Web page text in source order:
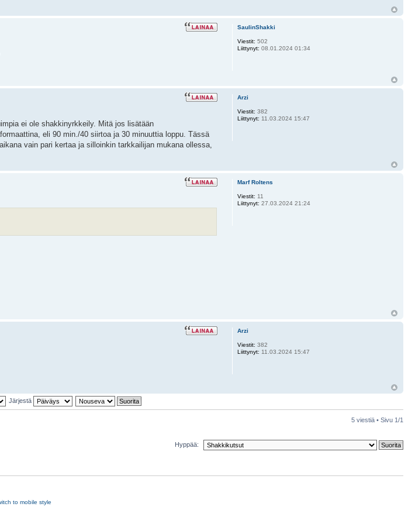
SaulinShakki
Viestit: 502
Liittynyt: 08.01.2024 01:34
ei ole shakkinyrkkeily. Mitä jos lisätään
eli 90 min./40 siirtoa ja 30 minuuttia loppu. Tässä
vain pari kertaa ja silloinkin tarkkailijan mukana ollessa,
Arzi
Viestit: 382
Liittynyt: 11.03.2024 15:47
Marf Roltens
Viestit: 11
Liittynyt: 27.03.2024 21:24
Arzi
Viestit: 382
Liittynyt: 11.03.2024 15:47
Järjestä
5 viestiä • Sivu 1 /1
Hyppää:
to mobile style